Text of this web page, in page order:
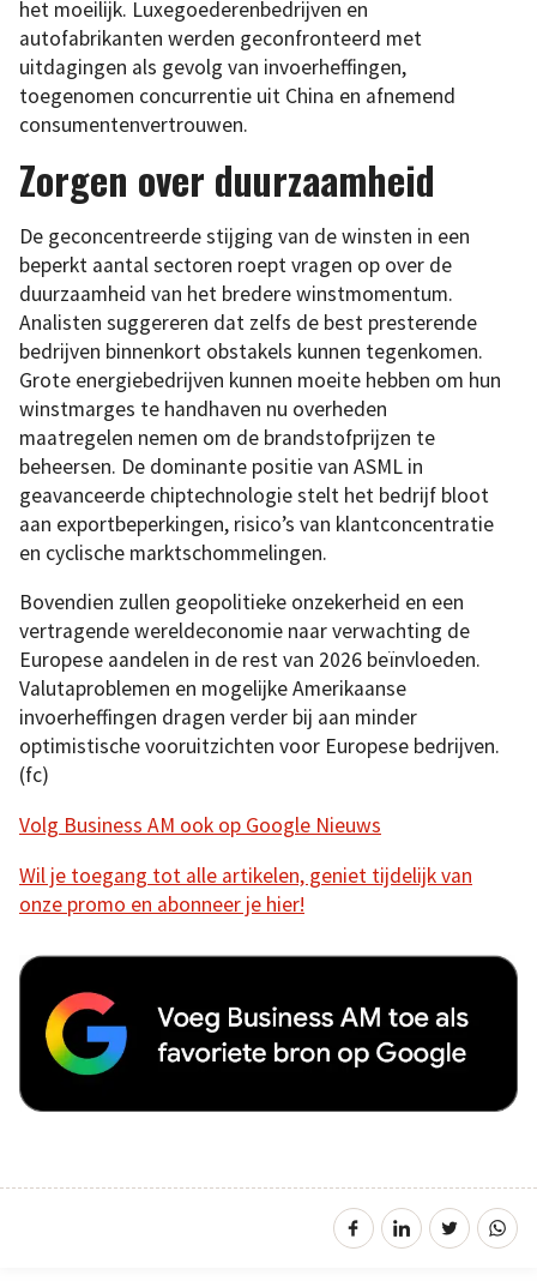
het moeilijk. Luxegoederenbedrijven en
autofabrikanten werden geconfronteerd met
uitdagingen als gevolg van invoerheffingen,
toegenomen concurrentie uit China en afnemend
consumentenvertrouwen.
Zorgen over duurzaamheid
De geconcentreerde stijging van de winsten in een
beperkt aantal sectoren roept vragen op over de
duurzaamheid van het bredere winstmomentum.
Analisten suggereren dat zelfs de best presterende
bedrijven binnenkort obstakels kunnen tegenkomen.
Grote energiebedrijven kunnen moeite hebben om hun
winstmarges te handhaven nu overheden
maatregelen nemen om de brandstofprijzen te
beheersen. De dominante positie van ASML in
geavanceerde chiptechnologie stelt het bedrijf bloot
aan exportbeperkingen, risico’s van klantconcentratie
en cyclische marktschommelingen.
Bovendien zullen geopolitieke onzekerheid en een
vertragende wereldeconomie naar verwachting de
Europese aandelen in de rest van 2026 beïnvloeden.
Valutaproblemen en mogelijke Amerikaanse
invoerheffingen dragen verder bij aan minder
optimistische vooruitzichten voor Europese bedrijven.
(fc)
Volg Business AM ook op Google Nieuws
Wil je toegang tot alle artikelen, geniet tijdelijk van
onze promo en abonneer je hier!